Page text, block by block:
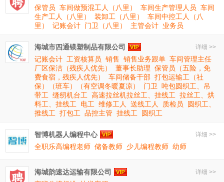
保管员 车间做预混工人（八里） 车间生产管理人员 车间
生产工人（八里）
装卸工（八里）
车间中控工人（八
里）
记账会计 门卫（八里） 主管会计 业务员
详细 >>
海城市四通镁塑制品有限公司
记账会计 工资核算员 销售 销售业务跟单 车间管理主任
厂区保洁（残疾人优先）
董事长助理 保管员（五险，免
费食宿，残疾人优先）
车间储备干部 打包运输工（社
保）（班车）（有空调冬暖夏凉）
门卫
吨包圆织工、吊
带工 缝纫机台工 高速拉丝机拉丝工、挂线工 拉丝工、烘
料工、挂线工
电工 维修工人 送线工人 质检员
圆织工、
推线工 打包工 品控主管 挂线工 圆织工
详细 >>
智博机器人编程中心
全职乐高编程老师 储备教师 少儿编程教师 幼师
详细 >>
海城韵速达运输有限公司